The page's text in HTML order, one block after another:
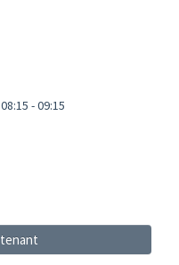
- 09:15